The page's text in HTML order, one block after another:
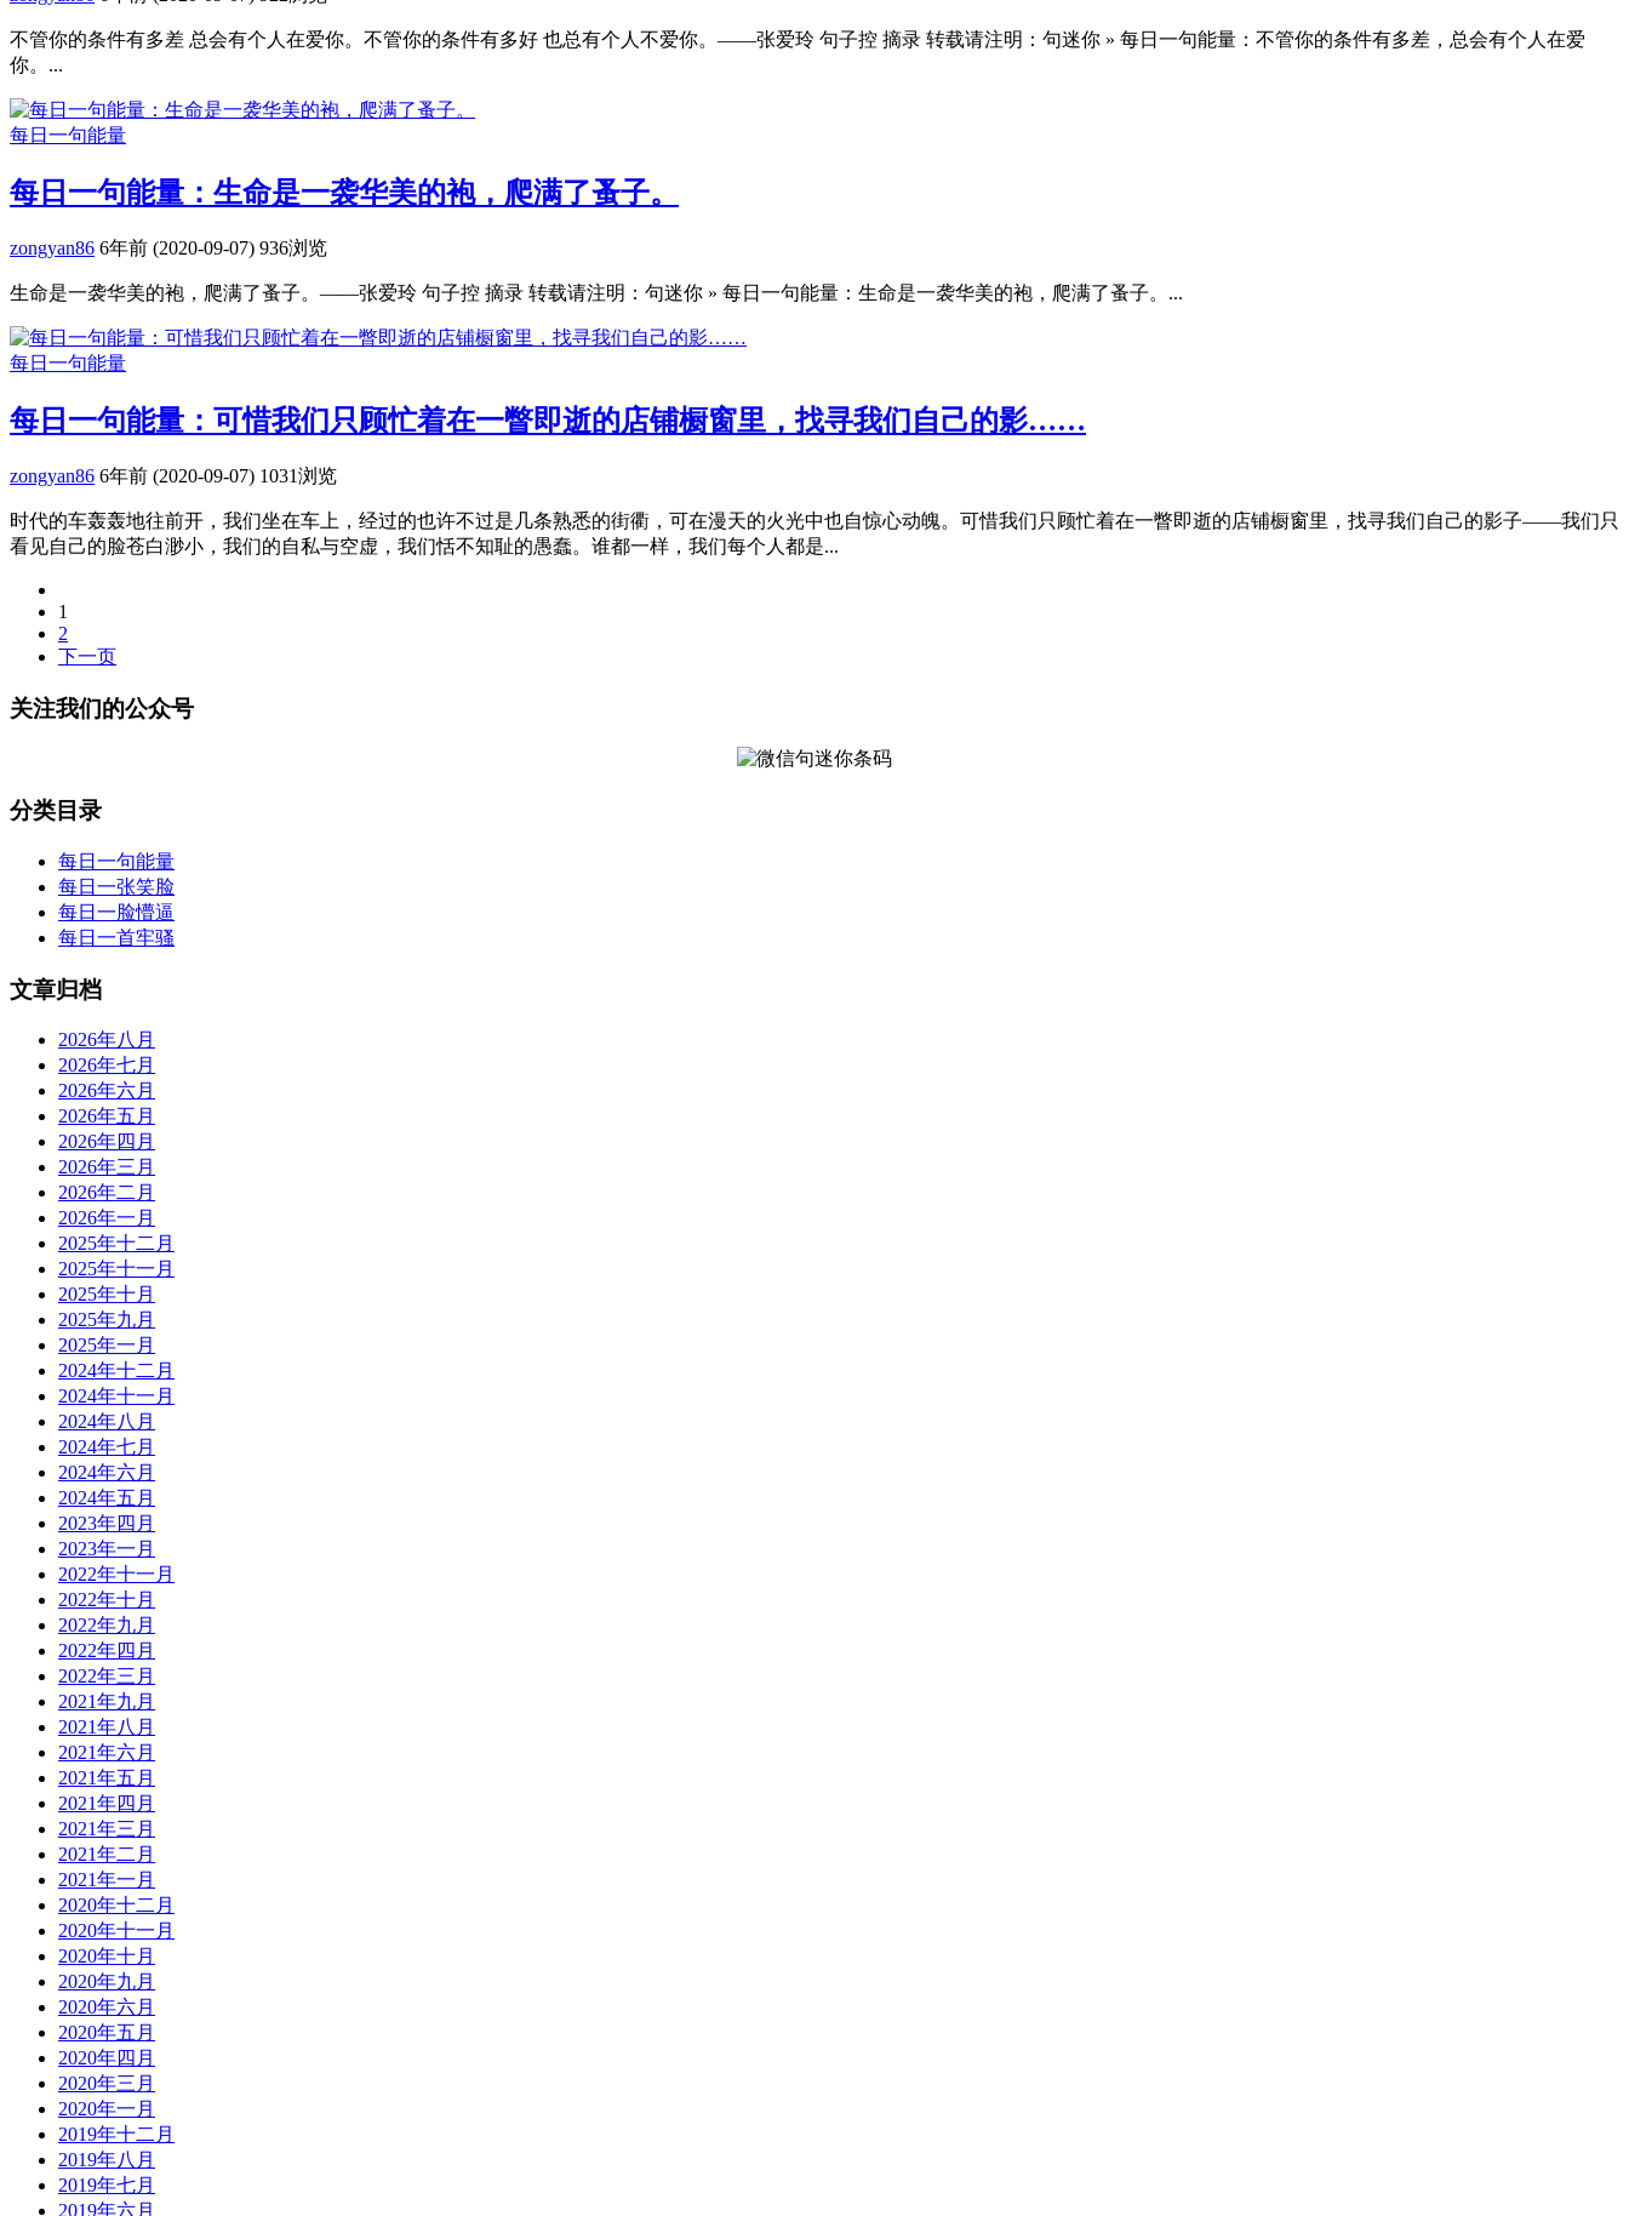
不管你的条件有多差 总会有个人在爱你。不管你的条件有多好 也总有个人不爱你。——张爱玲 句子控 摘录 转载请注明：句迷你 » 每日一句能量：不管你的条件有多差，总会有个人在爱
你。...
每日一句能量
每日一句能量：生命是一袭华美的袍，爬满了蚤子。
zongyan86 6年前 (2020-09-07) 936浏览
生命是一袭华美的袍，爬满了蚤子。——张爱玲 句子控 摘录 转载请注明：句迷你 » 每日一句能量：生命是一袭华美的袍，爬满了蚤子。...
每日一句能量
每日一句能量：可惜我们只顾忙着在一瞥即逝的店铺橱窗里，找寻我们自己的影……
zongyan86 6年前 (2020-09-07) 1031浏览
时代的车轰轰地往前开，我们坐在车上，经过的也许不过是几条熟悉的街衢，可在漫天的火光中也自惊心动魄。可惜我们只顾忙着在一瞥即逝的店铺橱窗里，找寻我们自己的影子——我们只
看见自己的脸苍白渺小，我们的自私与空虚，我们恬不知耻的愚蠢。谁都一样，我们每个人都是...
1
2
下一页
关注我们的公众号
分类目录
每日一句能量
每日一张笑脸
每日一脸懵逼
每日一首牢骚
文章归档
2026年八月
2026年七月
2026年六月
2026年五月
2026年四月
2026年三月
2026年二月
2026年一月
2025年十二月
2025年十一月
2025年十月
2025年九月
2025年一月
2024年十二月
2024年十一月
2024年八月
2024年七月
2024年六月
2024年五月
2023年四月
2023年一月
2022年十一月
2022年十月
2022年九月
2022年四月
2022年三月
2021年九月
2021年八月
2021年六月
2021年五月
2021年四月
2021年三月
2021年二月
2021年一月
2020年十二月
2020年十一月
2020年十月
2020年九月
2020年六月
2020年五月
2020年四月
2020年三月
2020年一月
2019年十二月
2019年八月
2019年七月
2019年六月